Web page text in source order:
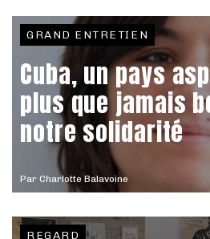
Par Charlotte Balavoine
GRAND ENTRETIEN
Cuba, un pays
plus que jamais
notre solidarité
REGARD